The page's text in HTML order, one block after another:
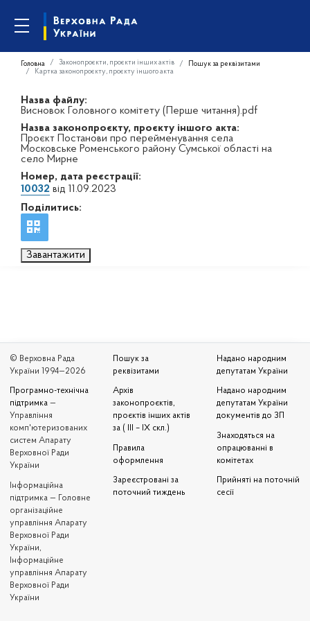
Головна Законопроєкти, проєкти інших актів
Пошук за реквізитами
Картка законопроєкту, проєкту іншого акта
Назва файлу:
Висновок Головного комітету (Перше читання).pdf
Назва законопроєкту, проєкту іншого акта:
Проєкт Постанови про перейменування села
Московське Роменського району Сумської області на
село Мирне
Номер, дата реєстрації:
10032 від 11.09.2023
Поділитись:
Завантажити
© Верховна Рада
України 1994—2026
Програмно-технічна
підтримка —
Управління
комп'ютеризованих
систем Апарату
Верховної Ради
України
Iнформаційна
підтримка — Головне
організаційне
управління Апарату
Верховної Ради
України,
Інформаційне
управління Апарату
Верховної Ради
України
Пошук за
реквізитами
Архів
законопроєктів,
проєктів інших актів
за ( III – IX скл.)
Правила
оформлення
Зареєстровані за
поточний тиждень
Надано народним
депутатам України
Надано народним
депутатам України
документів до ЗП
Знаходяться на
опрацюванні в
комітетах
Прийняті на поточній
сесії